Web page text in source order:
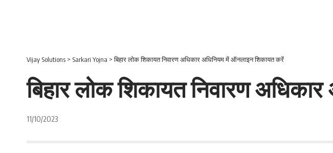
Vijay Solutions > Sarkari Yojna >बिहार लोक शिकायत निवारण अधिकार अधिनियम में ऑनलाइन शिकायत करें
बिहार लोक शिकायत निवारण
11/10/2023